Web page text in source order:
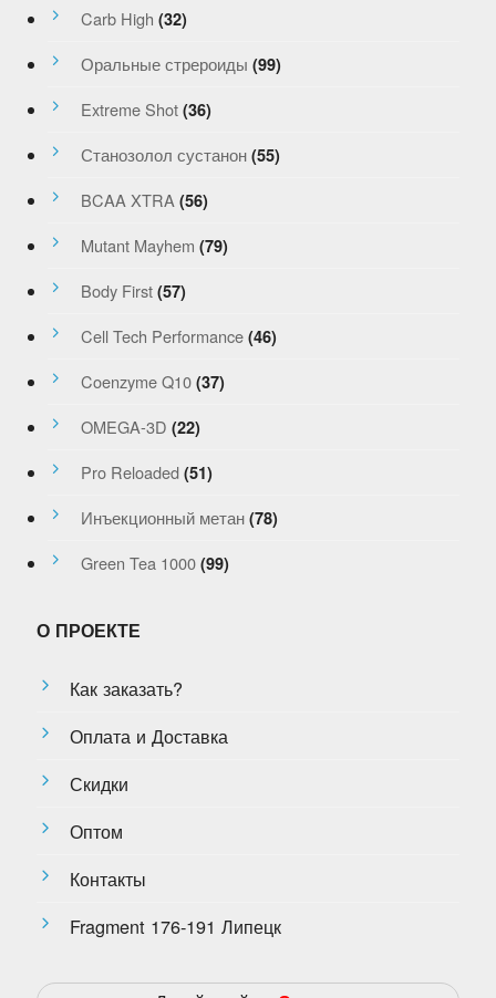
Carb High (32)
Оральные стрероиды (99)
Extreme Shot (36)
Станозолол сустанон (55)
BCAA XTRA (56)
Mutant Mayhem (79)
Body First (57)
Cell Tech Performance (46)
Coenzyme Q10 (37)
OMEGA-3D (22)
Pro Reloaded (51)
Инъекционный метан (78)
Green Tea 1000 (99)
О ПРОЕКТЕ
Как заказать?
Оплата и Доставка
Скидки
Оптом
Контакты
Fragment 176-191 Липецк